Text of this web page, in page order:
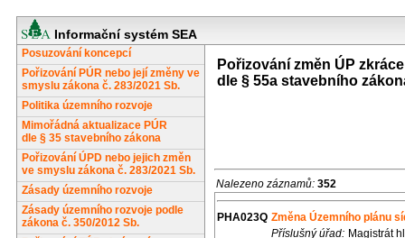
Informační systém SEA
Posuzování koncepcí
Pořizování PÚR nebo její změny ve
smyslu zákona č. 283/2021 Sb.
Politika územního rozvoje
Mimořádná aktualizace PÚR
dle § 35 stavebního zákona
Pořizování ÚPD nebo jejich změn
ve smyslu zákona č. 283/2021 Sb.
Zásady územního rozvoje
Zásady územního rozvoje podle
zákona č. 350/2012 Sb.
Pořizování změn ÚP
dle § 55a stavebního
Nalezeno záznamů: 352
PHA023Q Změna Územního plánu
Příslušný úřad: Magistrát